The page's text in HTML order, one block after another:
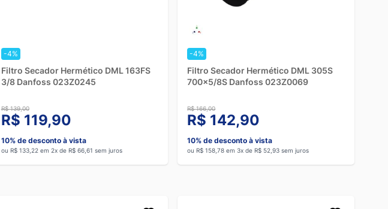
-4%
Filtro Secador Hermético DML 163FS
3/8 Danfoss 023Z0245
R$ 139,00
R$ 119,90
10% de desconto à vista
ou R$ 133,22 em 2x de R$ 66,61 sem juros
-4%
Filtro Secador Hermético DML 305S
700x5/8S Danfoss 023Z0069
R$ 166,00
R$ 142,90
10% de desconto à vista
ou R$ 158,78 em 3x de R$ 52,93 sem juros